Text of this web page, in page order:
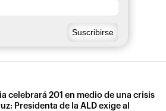
celebrará 201 en medio de una crisis
Presidenta de la ALD exige al